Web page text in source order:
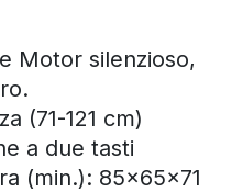
Motor silenzioso,
(71-121 cm)
a due tasti
(min.): 85x65x71